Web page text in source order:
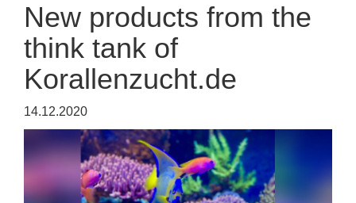
New products from the
think tank of
Korallenzucht.de
14.12.2020